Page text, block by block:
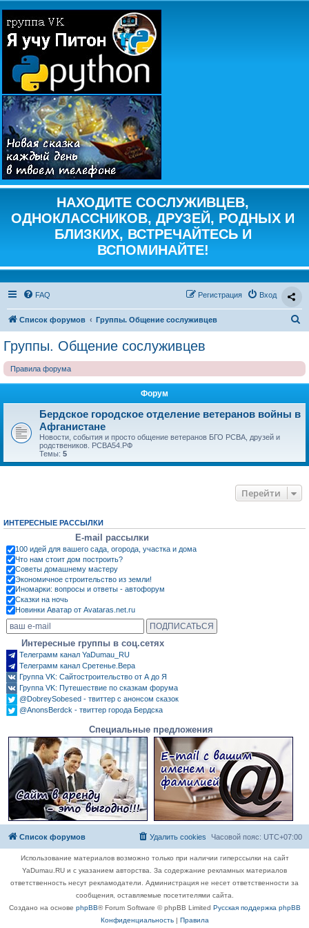
НАХОДИТЕ СОСЛУЖИВЦЕВ,
ОДНОКЛАССНИКОВ, ДРУЗЕЙ, РОДНЫХ И
БЛИЗКИХ, ВСТРЕЧАЙТЕСЬ И
ВСПОМИНАЙТЕ!
FAQ Вход
Регистрация
Список форумов Группы. Общение сослуживцев
к
Группы. Общение сослуживцев
Правила форума
Форум
Бердское городское отделение ветеранов войны в
Афганистане
Новости, события и просто общение ветеранов БГО РСВА, друзей и
родствеников. РСВА54.РФ
Темы: 5
Перейти
ИНТЕРЕСНЫЕ РАССЫЛКИ
E-mail рассылки
100 идей для вашего сада, огорода, участка и дома
Что нам стоит дом построить?
Советы домашнему мастеру
Экономичное строительство из земли!
Иномарки: вопросы и ответы - автофорум
Сказки на ночь
Новинки Аватар от Avataras.net.ru
Интересные группы в соц.сетях
Телеграмм канал YaDumau_RU
Телеграмм канал Сретенье.Вера
Группа VK: Сайтостроительство от А до Я
Группа VK: Путешествие по сказкам форума
@DobreySobesed - твиттер с анонсом сказок
@AnonsBerdck - твиттер города Бердска
Специальные предложения
Список форумов Часовой пояс: UTC+07:00
Удалить cookies
Использование материалов возможно только при наличии гиперссылки на сайт
YaDumau.RU и с указанием авторства. За содержание рекламных материалов
ответственность несут рекламодатели. Администрация не несет ответственности за
сообщения, оставляемые посетителями сайта.
Создано на основе phpBB® Forum Software © phpBB Limited Русская поддержка phpBB
Конфиденциальность| Правила